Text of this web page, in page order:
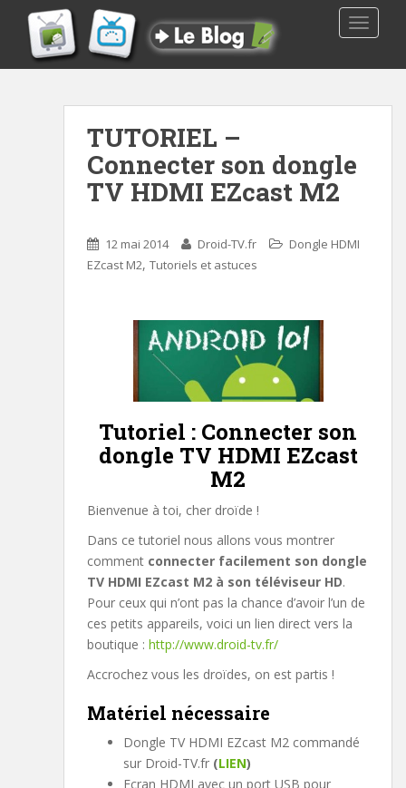
TUTORIEL –
Connecter son dongle
TV HDMI EZcast M2
12 mai 2014 Droid-TV.fr
Dongle HDMI
EZcast M2, Tutoriels et astuces
Tutoriel : Connecter son
dongle TV HDMI EZcast
M2
Bienvenue à toi, cher droïde !
Dans ce tutoriel nous allons vous montrer
comment connecter facilement son dongle
TV HDMI EZcast M2 à son téléviseur HD.
Pour ceux qui n’ont pas la chance d’avoir l’un de
ces petits appareils, voici un lien direct vers la
boutique : http://www.droid-tv.fr/
Accrochez vous les droïdes, on est partis !
Matériel nécessaire
Dongle TV HDMI EZcast M2 commandé
sur Droid-TV.fr (LIEN)
Ecran HDMI avec un port USB pour